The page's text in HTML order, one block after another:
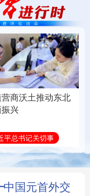
连线 教育
体育
康 军事
片 政务
化 数字经济
龄 溯源中国
营商沃土推动东北
兴
平总书记关切事
国元首外交